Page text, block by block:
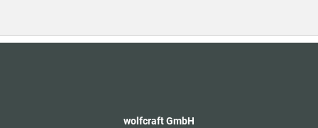
wolfcraft GmbH